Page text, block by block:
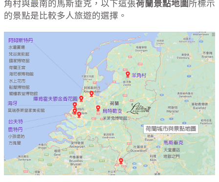
角村與最南的馬斯垂克，以下這張荷蘭景點地圖 所標示
的景點是比較多人旅遊的選擇。